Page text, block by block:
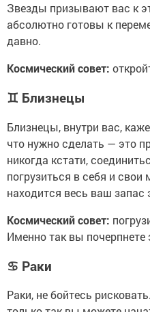
Звезды призывают вас к
абсолютно готовы к
давно.
Космический совет:
♊ Близнецы
Близнецы, внутри вас,
что нужно сделать — это
никогда кстати,
погрузиться в себя и
находится весь ваш запас
Космический совет:
Именно так вы почерпнете
♋ Раки
Раки, не бойтесь